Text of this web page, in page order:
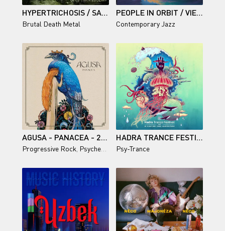
HYPERTRICHOSIS / SADISTIC GAMES WITH RIPPED INTESTINES
Brutal Death Metal
PEOPLE IN ORBIT / VIEWPOINT
Contemporary Jazz
AGUSA - PANACEA - 2026
Progressive Rock Psychedelic Rock ,Folk Rock
HADRA TRANCE FESTIVAL 2025
Psy-Trance